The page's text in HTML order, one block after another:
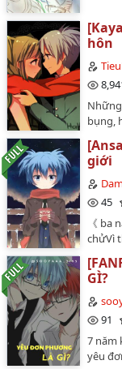
hôn
bụng,
chất
xúc
giới
45
《 ba
chửVì
Thiếu
gian,
Cùng
GÌ?
91
7 năm
yêu